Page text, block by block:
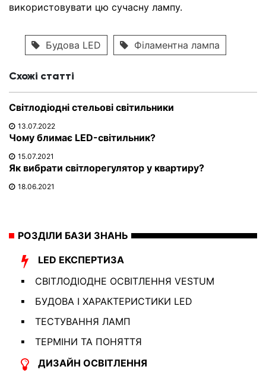
використовувати цю сучасну лампу.
Будова LED Філаментна лампа
Схожі статті
Світлодіодні стельові світильники
13.07.2022
Чому блимає LED-світильник?
15.07.2021
Як вибрати світлорегулятор у квартиру?
18.06.2021
РОЗДІЛИ БАЗИ ЗНАНЬ
LED ЕКСПЕРТИЗА
СВІТЛОДІОДНЕ ОСВІТЛЕННЯ VESTUM
БУДОВА І ХАРАКТЕРИСТИКИ LED
ТЕСТУВАННЯ ЛАМП
ТЕРМІНИ ТА ПОНЯТТЯ
ДИЗАЙН ОСВІТЛЕННЯ